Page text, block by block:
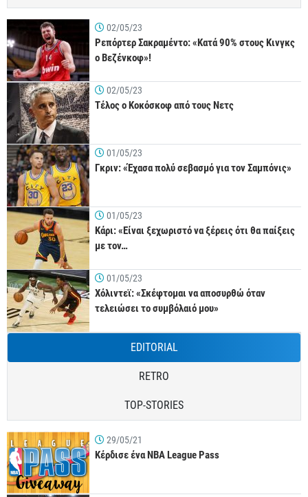
02/05/23
Ρεπόρτερ Σακραμέντο: «Κατά 90% στους Κινγκς
ο Βεζένκοφ»!
02/05/23
Τέλος ο Κοκόσκοφ από τους Νετς
01/05/23
Γκριν: «Έχασα πολύ σεβασμό για τον Σαμπόνις»
01/05/23
Κάρι: «Είναι ξεχωριστό να ξέρεις ότι θα παίξεις
με τον…
01/05/23
Χόλιντεϊ: «Σκέφτομαι να αποσυρθώ όταν
τελειώσει το συμβόλαιό μου»
EDITORIAL
RETRO
TOP-STORIES
29/05/21
Κέρδισε ένα NBA League Pass